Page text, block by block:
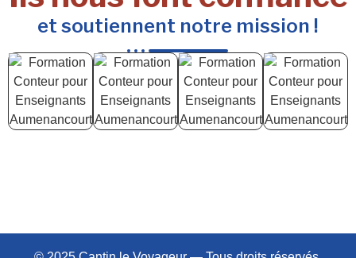
et soutiennent notre mission !